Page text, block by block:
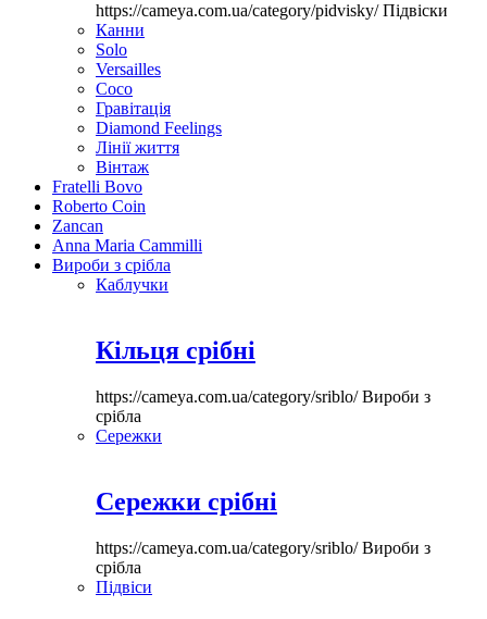
https://cameya.com.ua/category/pidvisky/Підвіски
Канни
Solo
Versailles
Coco
Гравітація
Diamond Feelings
Лінії життя
Вінтаж
Fratelli Bovo
Roberto Coin
Zancan
Anna Maria Cammilli
Вироби з срібла
Каблучки
Кільця срібні
https://cameya.com.ua/category/sriblo/Вироби з
срібла
Сережки
Сережки срібні
https://cameya.com.ua/category/sriblo/Вироби з
срібла
Підвіси